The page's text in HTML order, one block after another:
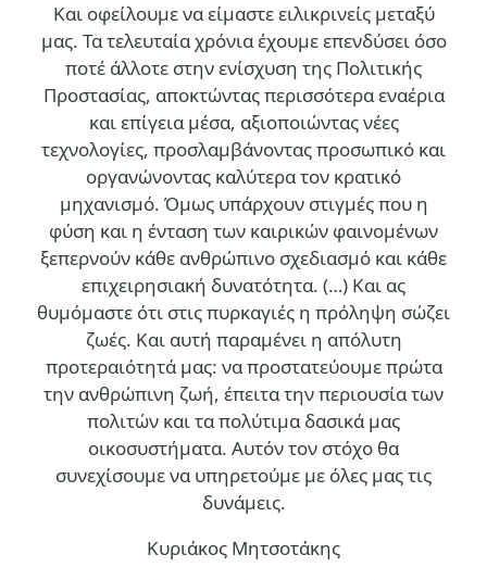
Και οφείλουμε να είμαστε ειλικρινείς μεταξύ
μας. Τα τελευταία χρόνια έχουμε επενδύσει όσο
ποτέ άλλοτε στην ενίσχυση της Πολιτικής
Προστασίας, αποκτώντας περισσότερα εναέρια
και επίγεια μέσα, αξιοποιώντας νέες
τεχνολογίες, προσλαμβάνοντας προσωπικό και
οργανώνοντας καλύτερα τον κρατικό
μηχανισμό. Όμως υπάρχουν στιγμές που η
φύση και η ένταση των καιρικών φαινομένων
ξεπερνούν κάθε ανθρώπινο σχεδιασμό και κάθε
επιχειρησιακή δυνατότητα. (…) Και ας
θυμόμαστε ότι στις πυρκαγιές η πρόληψη σώζει
ζωές. Και αυτή παραμένει η απόλυτη
προτεραιότητά μας: να προστατεύουμε πρώτα
την ανθρώπινη ζωή, έπειτα την περιουσία των
πολιτών και τα πολύτιμα δασικά μας
οικοσυστήματα. Αυτόν τον στόχο θα
συνεχίσουμε να υπηρετούμε με όλες μας τις
δυνάμεις.
Κυριάκος Μητσοτάκης